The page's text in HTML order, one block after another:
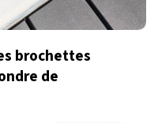
brochettes
de